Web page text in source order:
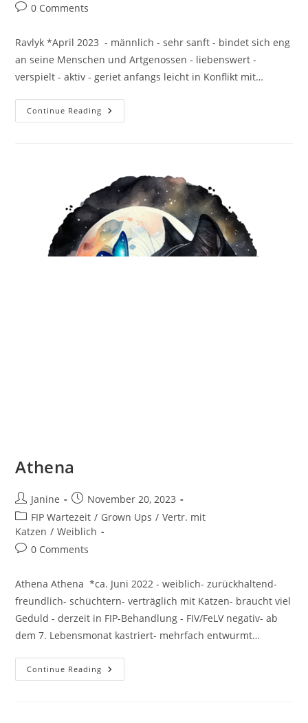
Post0 Comments
Ravlyk *April 2023 - männlich - sehr sanft - bindet sich eng
an seine Menschen und Artgenossen - liebenswert -
verspielt - aktiv - geriet anfangs leicht in Konflikt mit…
Continue Reading Ravlyk
Athena
Post
author:
Janine
Post
published:
November 20, 2023
Post
category:
FIP Wartezeit / Grown Ups / Vertr. mit
Katzen / Weiblich
Post0 Comments
Athena Athena *ca. Juni 2022 - weiblich- zurückhaltend-
freundlich- schüchtern- verträglich mit Katzen- braucht viel
Geduld - derzeit in FIP-Behandlung - FIV/FeLV negativ- ab
dem 7. Lebensmonat kastriert- mehrfach entwurmt…
Continue Reading Athena